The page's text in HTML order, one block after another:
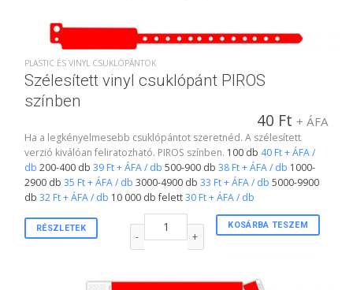
PLASTIC ÉS VINYL CSUKLÓPÁNTOK
Szélesített vinyl csuklópánt PIROS
színben
40 Ft + ÁFA
Ha a legkényelmesebb csuklópántot szeretnéd. A szélesített
verzió kiválóan feliratozható. PIROS színben. 100 db 40 Ft + ÁFA /
db 200-400 db 39 Ft + ÁFA / db 500-900 db 38 Ft + ÁFA / db 1000-
2900 db 35 Ft + ÁFA / db 3000-4900 db 33 Ft + ÁFA / db 5000-9900
db 32 Ft + ÁFA / db 10 000 db felett30 Ft + ÁFA / db
RÉSZLETEK KOSÁRBA TESZEM
Szélesített vinyl csuklópánt PIROS színben